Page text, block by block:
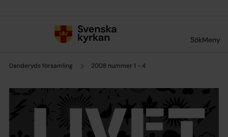
SökMeny
Danderyds församling 2008 nummer 1 - 4